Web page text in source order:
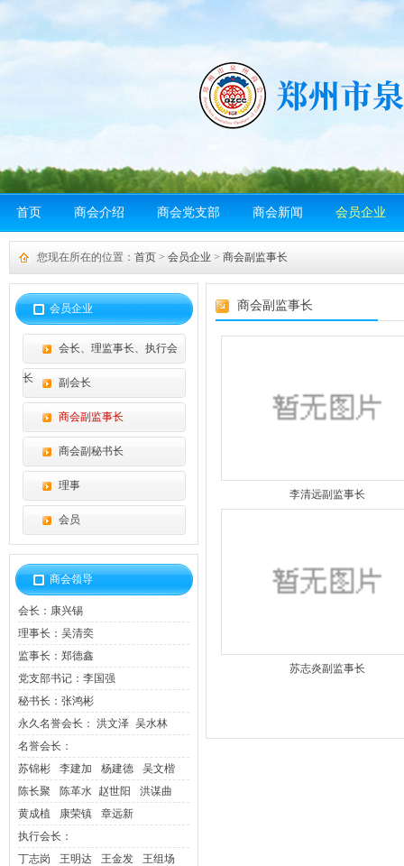
首页 商会介绍 商会党支部 商会新闻 会员企业
您现在所在的位置： 首页 > 会员企业 > 商会副监事长
会员企业
会长、理监事长、执行会
长 副会长
商会副监事长
商会副秘书长
理事
会员
商会领导
会长： 康兴锡
理事长： 吴清奕
监事长： 郑德鑫
党支部书记： 李国强
秘书长： 张鸿彬
永久名誉会长： 洪文泽 吴水林
名誉会长：
苏锦彬
李建加 杨建德
吴文楷
陈长聚
陈革水 赵世阳
洪谋曲
黄成植
康荣镇
章远新
执行会长：
丁志岗
王明达 王金发
王组场
商会副监事长
李清远副监事长
苏志炎副监事长